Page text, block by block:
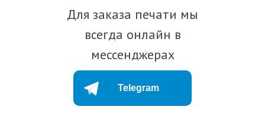
Telegram
Для заказа печати мы
всегда онлайн в
мессенджерах